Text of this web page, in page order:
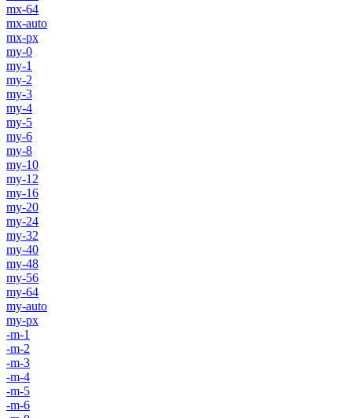
mx-64
mx-auto
mx-px
my-0
my-1
my-2
my-3
my-4
my-5
my-6
my-8
my-10
my-12
my-16
my-20
my-24
my-32
my-40
my-48
my-56
my-64
my-auto
my-px
-m-1
-m-2
-m-3
-m-4
-m-5
-m-6